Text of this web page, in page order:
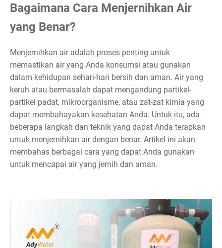
Bagaimana Cara Menjernihkan Air
yang Benar?
Menjernihkan air adalah proses penting untuk
memastikan air yang Anda konsumsi atau gunakan
dalam kehidupan sehari-hari bersih dan aman. Air yang
keruh atau bermasalah dapat mengandung partikel-
partikel padat, mikroorganisme, atau zat-zat kimia yang
dapat membahayakan kesehatan Anda. Untuk itu, ada
beberapa langkah dan teknik yang dapat Anda terapkan
untuk menjernihkan air dengan benar. Artikel ini akan
membahas berbagai cara yang dapat Anda gunakan
untuk mencapai air yang jernih dan aman.